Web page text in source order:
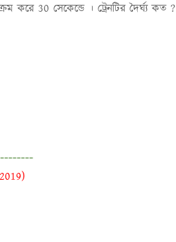
করে 30 সেকেন্ডে । ট্রেনটির দৈর্ঘ্য কত ?